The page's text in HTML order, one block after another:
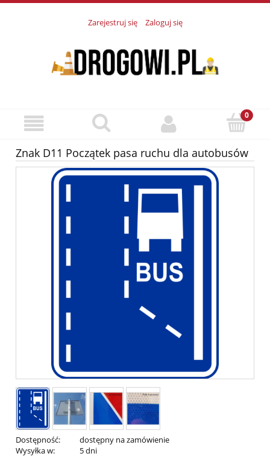
Zarejestruj się Zaloguj się
Znak D11 Początek pasa ruchu dla autobusów
Dostępność:
dostępny na zamówienie
Wysyłka w:
5 dni